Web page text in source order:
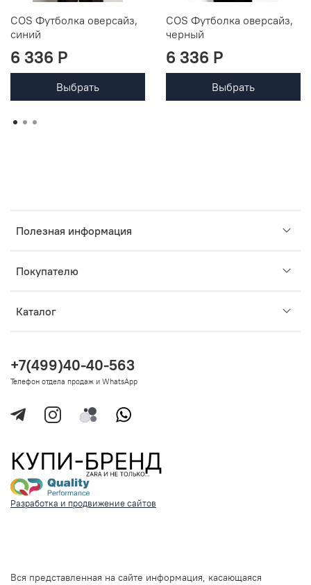
COS Футболка оверсайз,
синий
6 336 P
Выбрать
COS Футболка оверсайз,
черный
6 336 P
Выбрать
Полезная информация
Покупателю
Каталог
+7(499)40-40-563
Телефон отдела продаж и WhatsApp
Разработка и продвижение сайтов
Вся представленная на сайте информация, касающаяся